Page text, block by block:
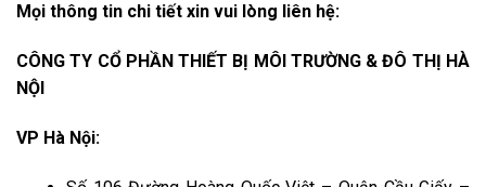
Mọi thông tin chi tiết xin vui lòng liên hệ:
CÔNG TY CỔ PHẦN THIẾT BỊ MÔI TRƯỜNG & ĐÔ THỊ HÀ
NỘI
VP Hà Nội: